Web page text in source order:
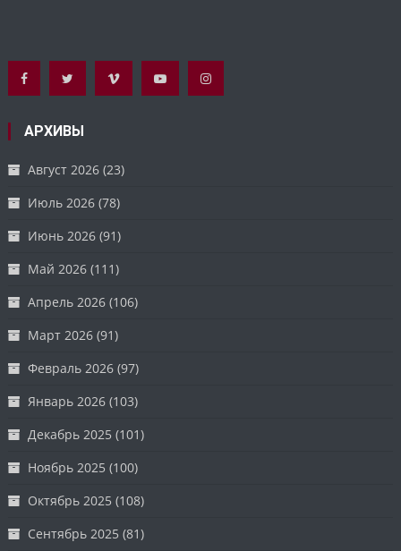
АРХИВЫ
Август 2026 (23)
Июль 2026 (78)
Июнь 2026 (91)
Май 2026 (111)
Апрель 2026 (106)
Март 2026 (91)
Февраль 2026 (97)
Январь 2026 (103)
Декабрь 2025 (101)
Ноябрь 2025 (100)
Октябрь 2025 (108)
Сентябрь 2025 (81)